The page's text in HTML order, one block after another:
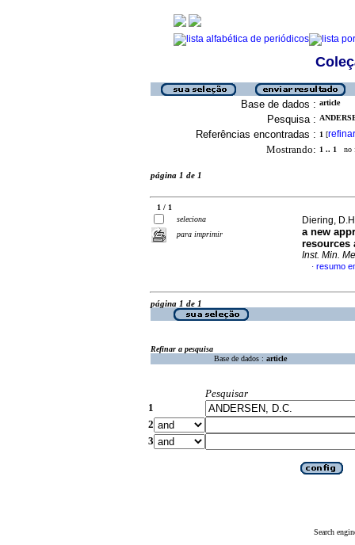
Base de dados : article
Pesquisa :
Referências encontradas : 1 [refinar
Mostrando: 1 .. 1 no
página 1 de 1
1 / 1
seleciona
para imprimir
Diering,
a new
resources
Inst. Min.
· resumo
página 1 de 1
Refinar a pesquisa
Base de dados : article
Pesquisar
1
2
3
Search